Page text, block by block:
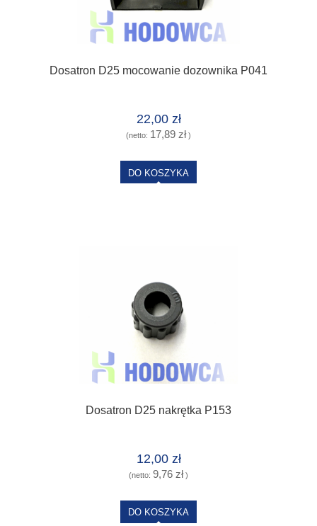
Dosatron D25 mocowanie dozownika P041
22,00 zł
(netto: 17,89 zł)
DO KOSZYKA
Dosatron D25 nakrętka P153
12,00 zł
(netto: 9,76 zł)
DO KOSZYKA